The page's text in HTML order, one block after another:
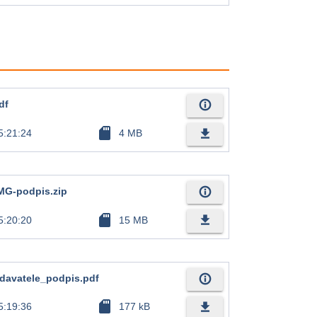
sd_card 4 MB
info_outline
file_download
podpis.zip
sd_card 15 MB
info_outline
file_download
sd_card 177 kB
info_outline
file_download